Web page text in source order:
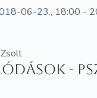
06-23., 18:00 -
-